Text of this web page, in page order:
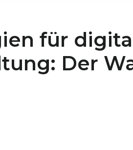
für
Der